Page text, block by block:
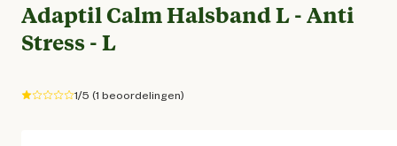
Adaptil Calm Halsband L - Anti
Stress - L
1/5 (1 beoordelingen)